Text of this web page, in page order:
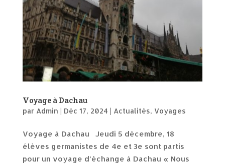
Voyage à Dachau
par Admin | Déc 17, 2024 | Actualités, Voyages
Voyage à Dachau Jeudi 5 décembre, 18
élèves germanistes de 4e et 3e sont partis
pour un voyage d’échange à Dachau « Nous